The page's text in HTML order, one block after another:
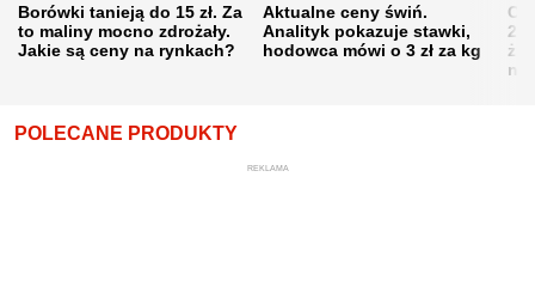
Borówki tanieją do 15 zł. Za
to maliny mocno zdrożały.
Jakie są ceny na rynkach?
Aktualne ceny świń.
Analityk pokazuje stawki,
hodowca mówi o 3 zł za kg
POLECANE PRODUKTY
REKLAMA